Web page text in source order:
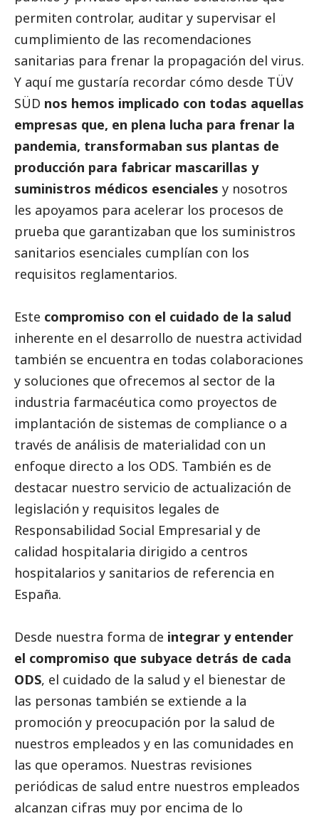
permiten controlar, auditar y supervisar el
cumplimiento de las recomendaciones
sanitarias para frenar la propagación del virus.
Y aquí me gustaría recordar cómo desde TÜV
SÜD nos hemos implicado con todas aquellas
empresas que, en plena lucha para frenar la
pandemia, transformaban sus plantas de
producción para fabricar mascarillas y
suministros médicos esenciales y nosotros
les apoyamos para acelerar los procesos de
prueba que garantizaban que los suministros
sanitarios esenciales cumplían con los
requisitos reglamentarios.
Este compromiso con el cuidado de la salud
inherente en el desarrollo de nuestra actividad
también se encuentra en todas colaboraciones
y soluciones que ofrecemos al sector de la
industria farmacéutica como proyectos de
implantación de sistemas de compliance o a
través de análisis de materialidad con un
enfoque directo a los ODS. También es de
destacar nuestro servicio de actualización de
legislación y requisitos legales de
Responsabilidad Social Empresarial y de
calidad hospitalaria dirigido a centros
hospitalarios y sanitarios de referencia en
España.
Desde nuestra forma de integrar y entender
el compromiso que subyace detrás de cada
ODS, el cuidado de la salud y el bienestar de
las personas también se extiende a la
promoción y preocupación por la salud de
nuestros empleados y en las comunidades en
las que operamos. Nuestras revisiones
periódicas de salud entre nuestros empleados
alcanzan cifras muy por encima de lo